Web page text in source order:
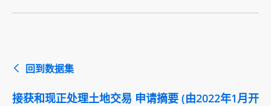
回到数据集
接获和现正处理土地交易 申请摘要 (由2022年1月开